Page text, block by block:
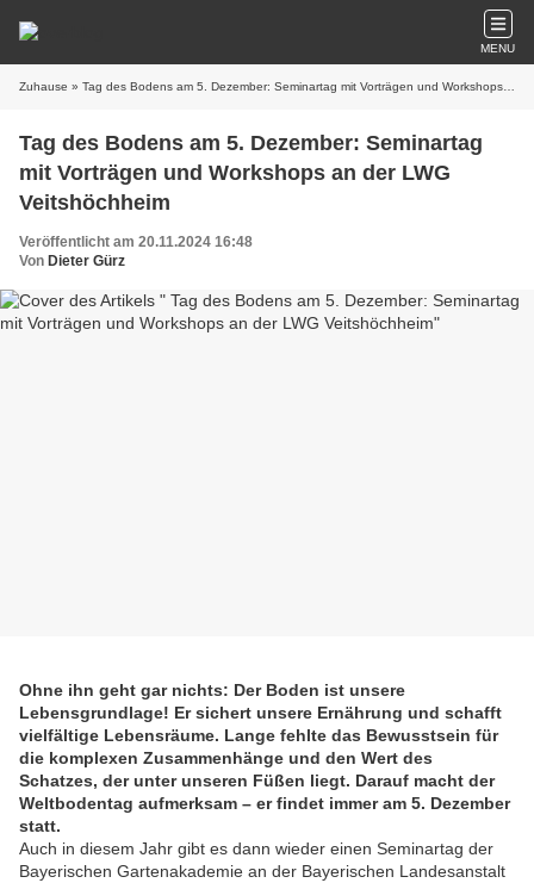
MENU
Zuhause » Tag des Bodens am 5. Dezember: Seminartag mit Vorträgen und Workshops an der LWG Veitshöchheim
Tag des Bodens am 5. Dezember: Seminartag
mit Vorträgen und Workshops an der LWG
Veitshöchheim
Veröffentlicht am 20.11.2024 16:48
Von Dieter Gürz
Ohne ihn geht gar nichts: Der Boden ist unsere
Lebensgrundlage! Er sichert unsere Ernährung und schafft
vielfältige Lebensräume. Lange fehlte das Bewusstsein für
die komplexen Zusammenhänge und den Wert des
Schatzes, der unter unseren Füßen liegt. Darauf macht der
Weltbodentag aufmerksam – er findet immer am 5. Dezember
statt.
Auch in diesem Jahr gibt es dann wieder einen Seminartag der
Bayerischen Gartenakademie an der Bayerischen Landesanstalt